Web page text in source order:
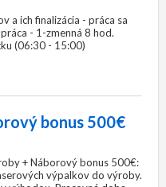
a ich finalizácia - práca sa
- 1-zmenná 8 hod.
(06:30 - 15:00)
bonus 500€
+ Náborový bonus 500€:
výpalkov do výroby.